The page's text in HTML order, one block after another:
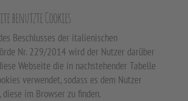
benutzte Cookies
Beschlusses der italienischen
Nr. 229/2014 wird der Nutzer darüber
Webseite die in nachstehender Tabelle
verwendet, sodass es dem Nutzer
im Browser zu finden.